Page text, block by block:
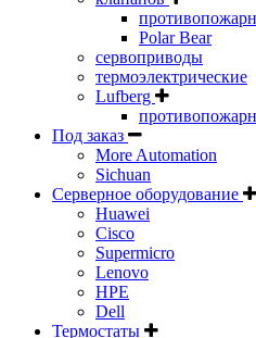
Polar Bear
сервоприводы
термоэлектрические
Lufberg
Под заказ
More Automation
Sichuan
Серверное оборудование
Huawei
Cisco
Supermicro
Lenovo
HPE
Dell
Термостаты